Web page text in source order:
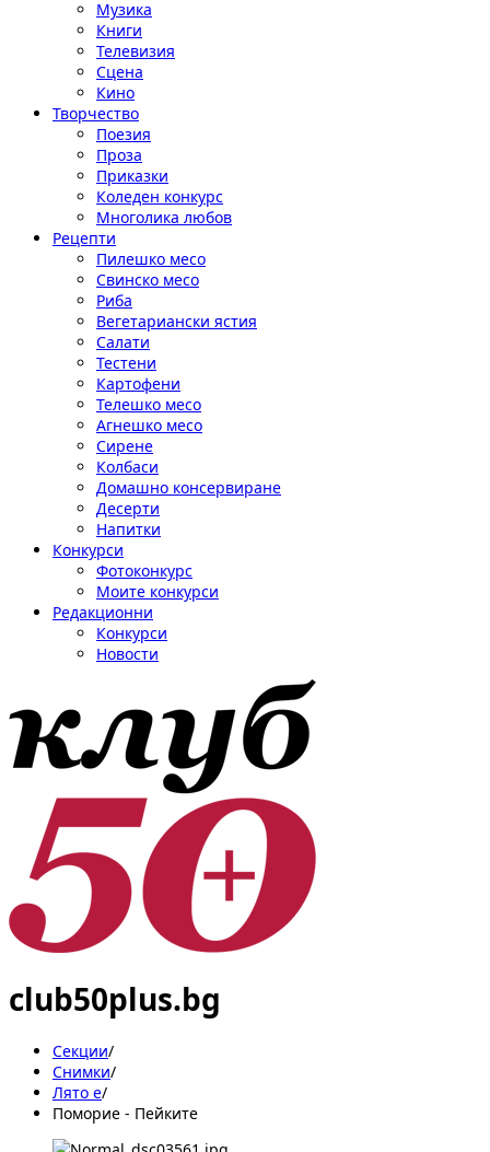
Музика
Книги
Телевизия
Сцена
Кино
Творчество
Поезия
Проза
Приказки
Коледен конкурс
Многолика любов
Рецепти
Пилешко месо
Свинско месо
Риба
Вегетариански ястия
Салати
Тестени
Картофени
Телешко месо
Агнешко месо
Сирене
Колбаси
Домашно консервиране
Десерти
Напитки
Конкурси
Фотоконкурс
Моите конкурси
Редакционни
Конкурси
Новости
club50plus.bg
Секции/
Снимки/
Лято е/
Поморие - Пейките